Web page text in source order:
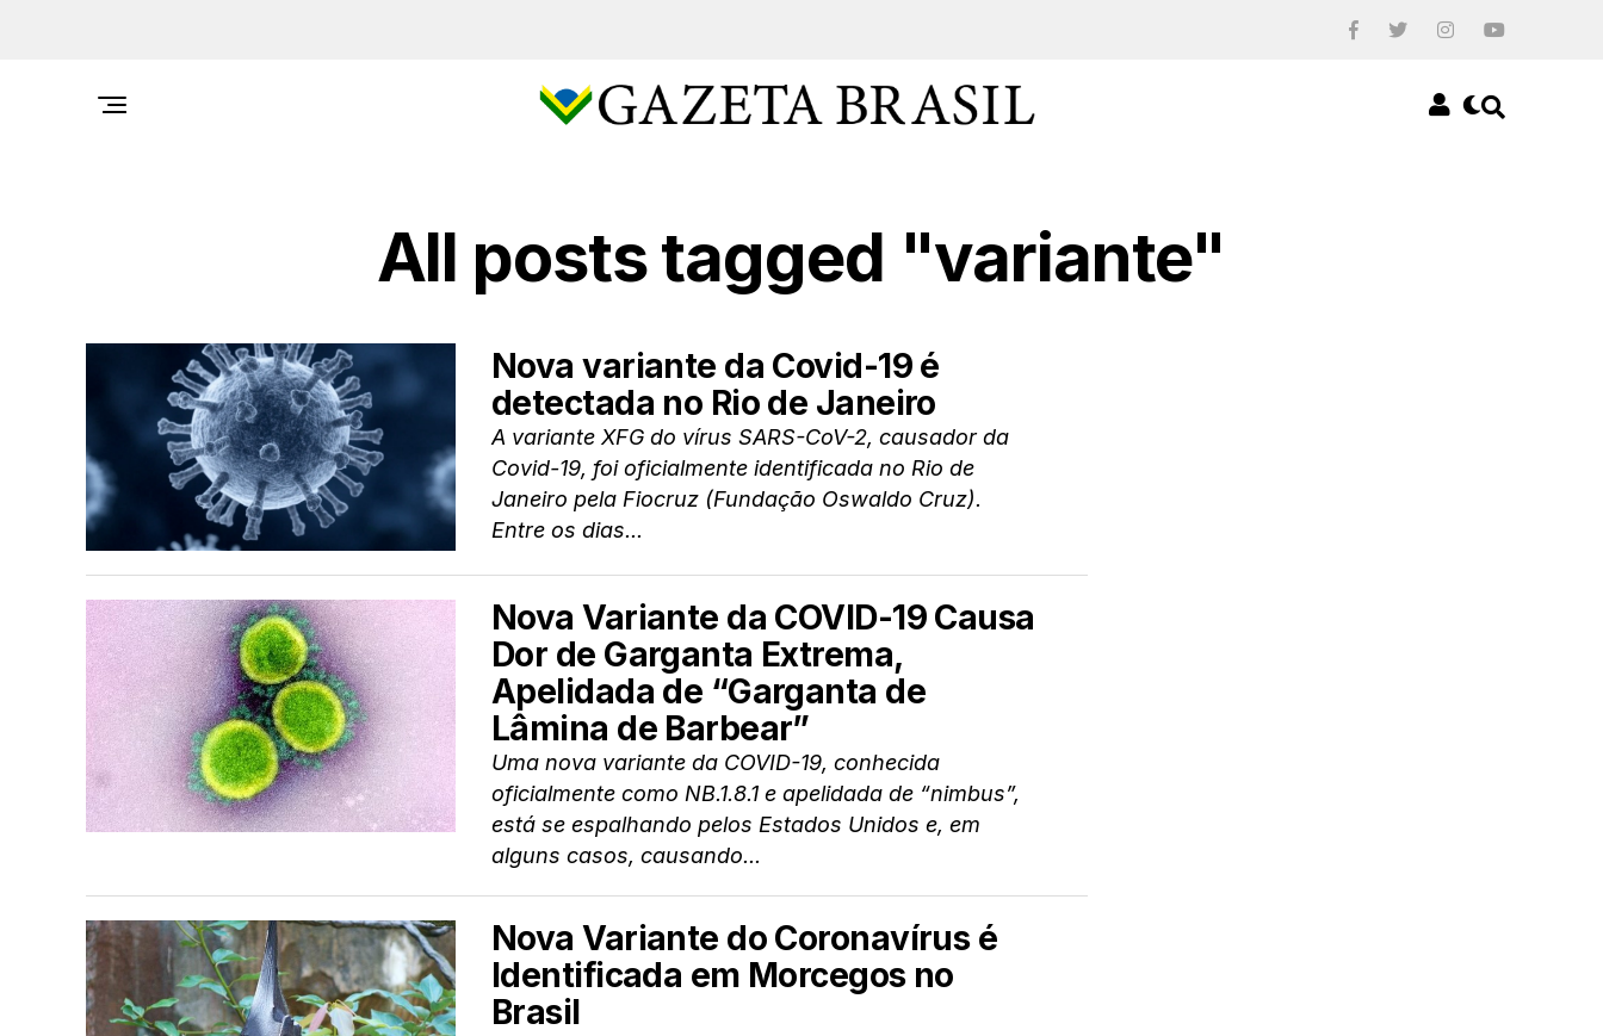
All posts tagged "variante"
Nova variante da Covid-19 é
detectada no Rio de Janeiro
A variante XFG do vírus SARS-CoV-2, causador da
Covid-19, foi oficialmente identificada no Rio de
Janeiro pela Fiocruz (Fundação Oswaldo Cruz).
Entre os dias...
Nova Variante da COVID-19 Causa
Dor de Garganta Extrema,
Apelidada de “Garganta de
Lâmina de Barbear”
Uma nova variante da COVID-19, conhecida
oficialmente como NB.1.8.1 e apelidada de “nimbus”,
está se espalhando pelos Estados Unidos e, em
alguns casos, causando...
Nova Variante do Coronavírus é
Identificada em Morcegos no
Brasil